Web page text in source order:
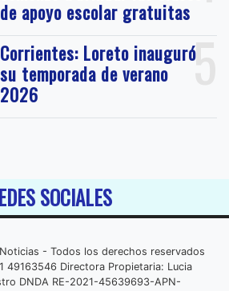
de apoyo escolar gratuitas
5
Corrientes: Loreto inauguró
su temporada de verano
2026
SOCIALES
- Todos los derechos reservados
49163546 Directora Propietaria: Lucia
DNDA RE-2021-45639693-APN-